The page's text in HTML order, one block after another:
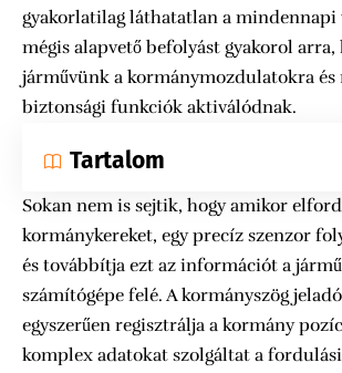
gyakorlatilag láthatatlan a mindennapi
mégis alapvető befolyást gyakorol arra,
járművünk a kormánymozdulatokra és
biztonsági funkciók aktiválódnak.
Tartalom
Sokan nem is sejtik, hogy amikor
kormánykereket, egy precíz szenzor
és továbbítja ezt az információt a
számítógépe felé. A kormányszög
egyszerűen regisztrálja a kormány
komplex adatokat szolgáltat a